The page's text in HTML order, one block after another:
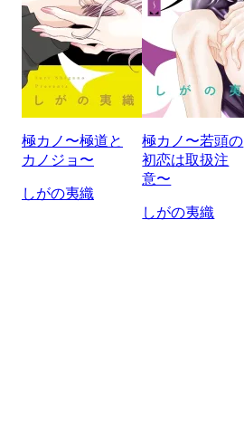
極カノ〜極道と
カノジョ〜
しがの夷織
極カノ〜若頭の
初恋は取扱注
意〜
しがの夷織